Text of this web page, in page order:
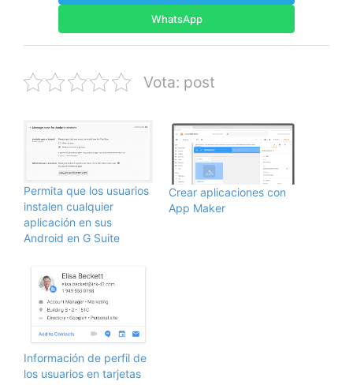
WhatsApp
Vota: post
Permita que los usuarios
instalen cualquier
aplicación en sus
Android en G Suite
Crear aplicaciones con
App Maker
Información de perfil de
los usuarios en tarjetas